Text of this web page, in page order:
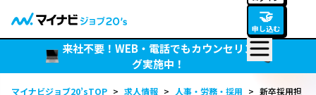
🤝
申し込む
来社不要！WEB・電話でもカウンセリン
グ実施中！
マイナビジョブ20’sTOP > 求人情報 > 人事・労務・採用 > 新卒採用担